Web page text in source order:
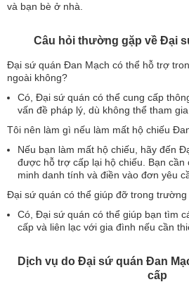
và bạn bè ở nhà.
Câu hỏi thường gặp về Đại
Đại sứ quán Đan Mạch có thể hỗ trợ
ngoài không?
Có, Đại sứ quán có thể cung cấp
vấn đề pháp lý, dù không thể tham
Tôi nên làm gì nếu làm mất hộ chiếu
Nếu bạn làm mất hộ chiếu, hãy đến
được hỗ trợ cấp lại hộ chiếu. Bạn cần
minh danh tính và điền vào đơn yêu
Đại sứ quán có thể giúp đỡ trong
Có, Đại sứ quán có thể giúp bạn tìm
cấp và liên lạc với gia đình nếu cần
Dịch vụ do Đại sứ quán Đan
cấp